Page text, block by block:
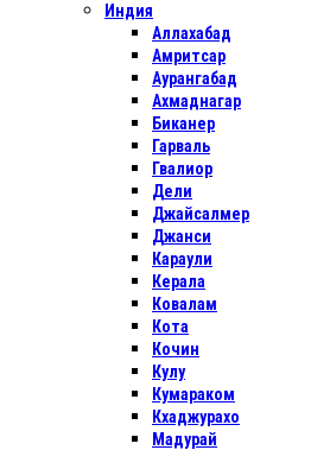
Индия
Аллахабад
Амритсар
Аурангабад
Ахмаднагар
Биканер
Гарваль
Гвалиор
Дели
Джайсалмер
Джанси
Караули
Керала
Ковалам
Кота
Кочин
Кулу
Кумараком
Кхаджурахо
Мадурай